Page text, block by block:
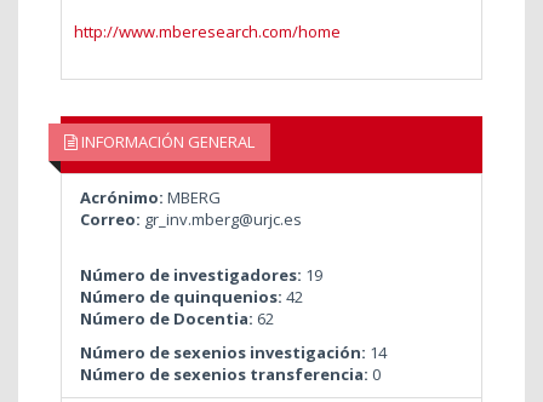
http://www.mberesearch.com/home
INFORMACIÓN GENERAL
Acrónimo: MBERG
Correo: gr_inv.mberg@urjc.es
Número de investigadores: 19
Número de quinquenios: 42
Número de Docentia: 62
Número de sexenios investigación: 14
Número de sexenios transferencia: 0